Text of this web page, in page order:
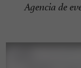
Agencia de